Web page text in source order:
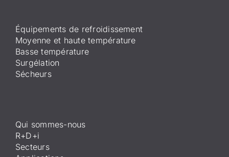
Équipements de refroidissement
Moyenne et haute température
Basse température
Surgélation
Sécheurs
Qui sommes-nous
R+D+i
Secteurs